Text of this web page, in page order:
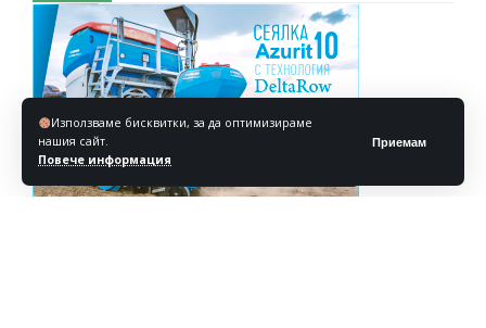
Използваме бисквитки, за да оптимизираме
нашия сайт.
Повече информация
Приемам